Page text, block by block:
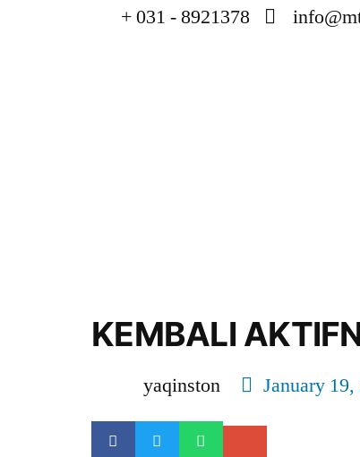
+ 031 - 8921378
KEMBALI
yaqinston January 19,